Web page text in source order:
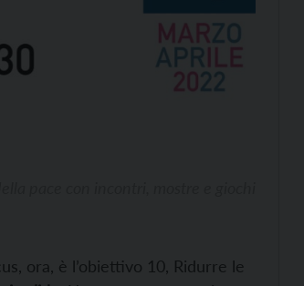
ora, è l’obiettivo 10, Ridurre le